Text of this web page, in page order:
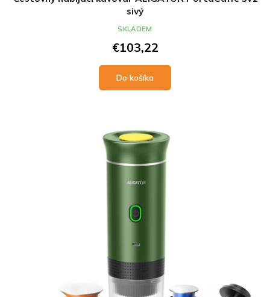
sivý
€103,22
Do košíka
SKLADEM